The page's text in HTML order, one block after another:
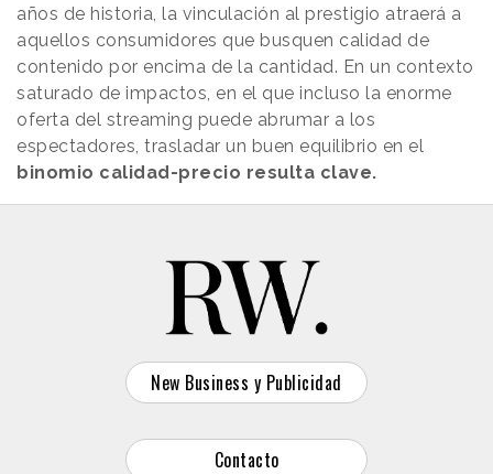
años de historia, la vinculación al prestigio atraerá a
aquellos consumidores que busquen calidad de
contenido por encima de la cantidad. En un contexto
saturado de impactos, en el que incluso la enorme
oferta del streaming puede abrumar a los
espectadores, trasladar un buen equilibrio en el
binomio calidad-precio resulta clave.
New Business y Publicidad
Contacto